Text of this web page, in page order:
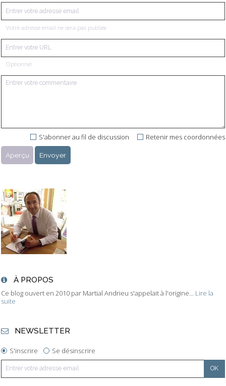
À PROPOS
Ce blog ouvert en 2010 par Martial Andrieu s'appelait à l'origine... Lire la
suite
NEWSLETTER
S'inscrire Se désinscrire
Votre adresse email ne sera pas publiée
Optionnel
Retenir mes coordonnées
S'abonner au fil de discussion